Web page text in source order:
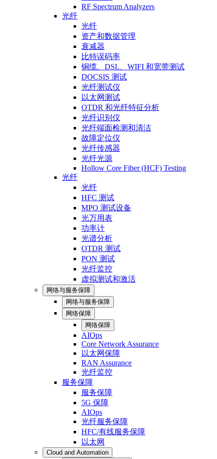
RF Spectrum Analyzers
光纤
光纤
资产和数据管理
衰减器
比特误码率
铜缆、DSL、WIFI 和宽带测试
DOCSIS 测试
光纤测试仪
以太网测试
OTDR 和光纤特征分析
光纤识别仪
光纤端面检测和清洁
故障定位仪
光纤传感器
光纤光源
Hollow Core Fiber (HCF) Testing
光纤
光纤
HFC 测试
MPO 测试设备
光万用表
功率计
光谱分析
OTDR 测试
PON 测试
光纤监控
虚拟测试和激活
网络与服务保障
网络与服务保障
网络保障
网络保障
AIOps
Core Network Assurance
以太网保障
RAN Assurance
光纤监控
服务保障
服务保障
5G 保障
AIOps
光纤服务保障
HFC/有线服务保障
以太网
Cloud and Automation